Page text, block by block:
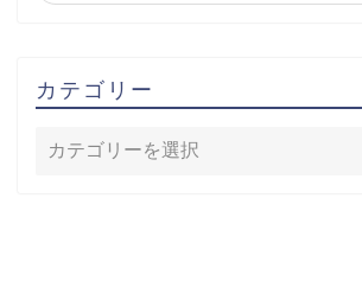
カテゴリー